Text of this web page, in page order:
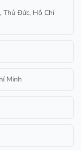
Thủ Đức, Hồ Chí
Minh